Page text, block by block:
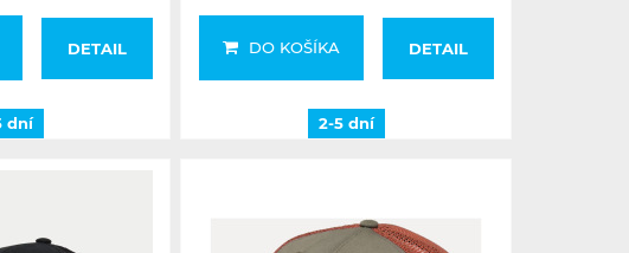
DETAIL
dní
DO KOŠÍKA DETAIL
2-5 dní